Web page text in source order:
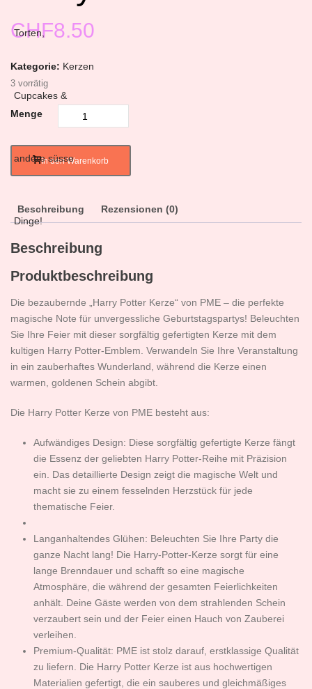
CHF8.50
Kategorie: Kerzen
3 vorrätig
Menge
In den Warenkorb
Beschreibung Rezensionen (0)
Beschreibung
Produktbeschreibung
Die bezaubernde „Harry Potter Kerze“ von PME – die perfekte
magische Note für unvergessliche Geburtstagspartys! Beleuchten
Sie Ihre Feier mit dieser sorgfältig gefertigten Kerze mit dem
kultigen Harry Potter-Emblem. Verwandeln Sie Ihre Veranstaltung
in ein zauberhaftes Wunderland, während die Kerze einen
warmen, goldenen Schein abgibt.
Die Harry Potter Kerze von PME besteht aus:
Aufwändiges Design: Diese sorgfältig gefertigte Kerze fängt
die Essenz der geliebten Harry Potter-Reihe mit Präzision
ein. Das detaillierte Design zeigt die magische Welt und
macht sie zu einem fesselnden Herzstück für jede
thematische Feier.
Langanhaltendes Glühen: Beleuchten Sie Ihre Party die
ganze Nacht lang! Die Harry-Potter-Kerze sorgt für eine
lange Brenndauer und schafft so eine magische
Atmosphäre, die während der gesamten Feierlichkeiten
anhält. Deine Gäste werden von dem strahlenden Schein
verzaubert sein und der Feier einen Hauch von Zauberei
verleihen.
Premium-Qualität: PME ist stolz darauf, erstklassige Qualität
zu liefern. Die Harry Potter Kerze ist aus hochwertigen
Materialien gefertigt, die ein sauberes und gleichmäßiges